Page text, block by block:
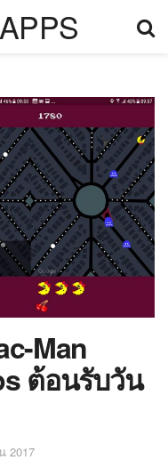
Man
ต้อนรับวัน
2017